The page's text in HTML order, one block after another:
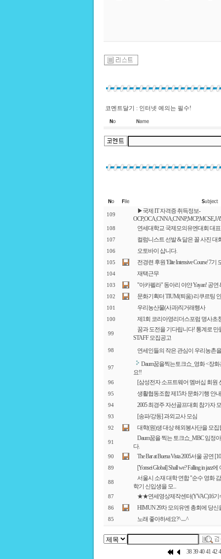
코멘트달기 : 인터넷 예의는 필수!
109
▶국제 IT 자격증 취득정보-
108 연세대학교 국제모의유엔대회 대
107 컬럼니스트 선발 & 닮은 꼴 사진 대
106 오토바이 삽니다.
105 전경련 후원 'Elite Intensive Course' 7
104 재택근무
103 "아카펠라" 동아리 야얀 Yayan! 공연
102 문화기획터 TIUM(틔움) 리쿠르팅
101 우리농산물(사과)직거래행사
100 제1회 코리아영리더스포럼 명사초
99
꿈과 도전을 기다립니다! 통계로 만
STAFF 모집공고
98 연세인들의 작은 관심이 우리농촌
97
Daum꿈을찍는토크쇼_영화 <장
요!!
96 [삼성전자 소프트웨어 멤버십 회원
95 생활협동조합 제15차 문화기행 안내
94 2005 최경주 자선골프대회 참가자
93 [송파/강동] 과외교사 모심
92 대학(원)생 대상 해외봉사단을 모집
91
Daum꿈을 찍는 토크쇼_MBC 임정
다.
90 The Bar at Buena Vista 2005서울 공연
89 [Yonsei Global] Shall we? Falling in
88
서울시 소재 대학 연합 "순수 영화
학기 신입생을 모...
87 ★★연세영상제작센터(YVAC)16
86 HIMUN 29차 모의유엔 총회에 당신
85 노래 좋아하세요?^ㅡ^
38 39 40 41 42